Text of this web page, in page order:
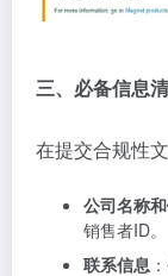
三、必备信息
在提交合规性
公司名称
销售者ID。
联系信息